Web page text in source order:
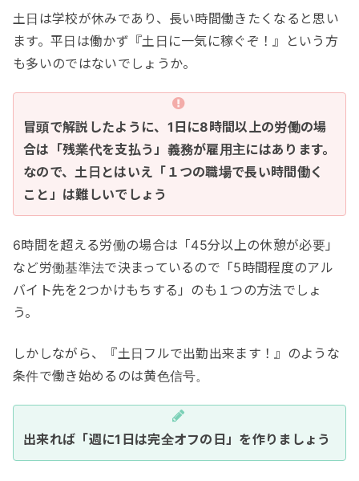
土日は学校が休みであり、長い時間働きたくなると思い
ます。平日は働かず『土日に一気に稼ぐぞ！』という方
も多いのではないでしょうか。
冒頭で解説したように、1日に8時間以上の労働の場
合は「残業代を支払う」義務が雇用主にはあります。
なので、土日とはいえ「１つの職場で長い時間働く
こと」は難しいでしょう
6時間を超える労働の場合は「45分以上の休憩が必要」
など労働基準法で決まっているので「5時間程度のアル
バイト先を2つかけもちする」のも１つの方法でしょ
う。
しかしながら、『土日フルで出勤出来ます！』のような
条件で働き始めるのは黄色信号。
出来れば「週に1日は完全オフの日」を作りましょう